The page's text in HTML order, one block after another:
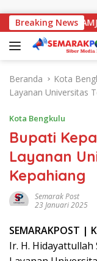
Breaking News
Kajati, AMJ
Beranda Kota
Layanan Universitas
Kota Bengkulu
Bupati
Layanan
Kepahiang
Semarak Post
23 Januari 2025
SEMARAKPOST |
Ir. H.